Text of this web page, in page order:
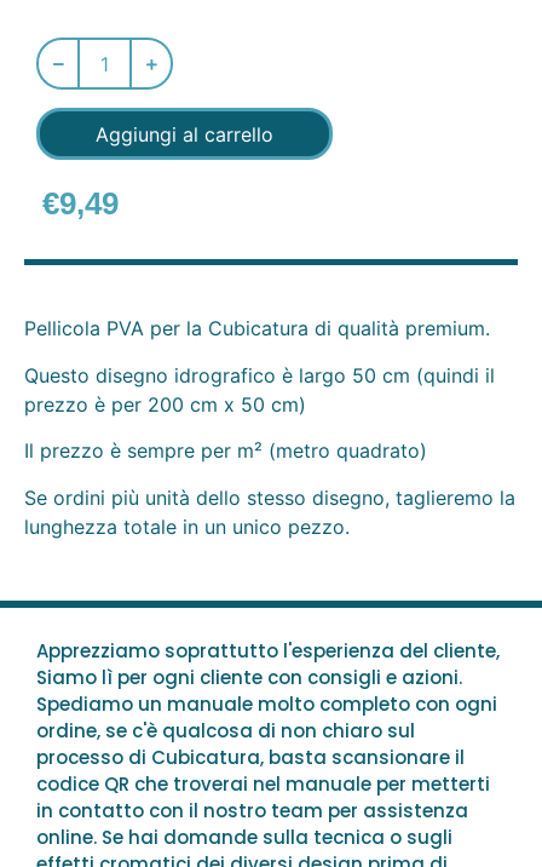
Aggiungi al carrello
€9,49
Pellicola PVA per la Cubicatura di qualità premium.
Questo disegno idrografico è largo 50 cm (quindi il
prezzo è per 200 cm x 50 cm)
Il prezzo è sempre per m² (metro quadrato)
Se ordini più unità dello stesso disegno, taglieremo la
lunghezza totale in un unico pezzo.
Apprezziamo soprattutto l'esperienza del cliente,
Siamo lì per ogni cliente con consigli e azioni.
Spediamo un manuale molto completo con ogni
ordine, se c'è qualcosa di non chiaro sul
processo di Cubicatura, basta scansionare il
codice QR che troverai nel manuale per metterti
in contatto con il nostro team per assistenza
online. Se hai domande sulla tecnica o sugli